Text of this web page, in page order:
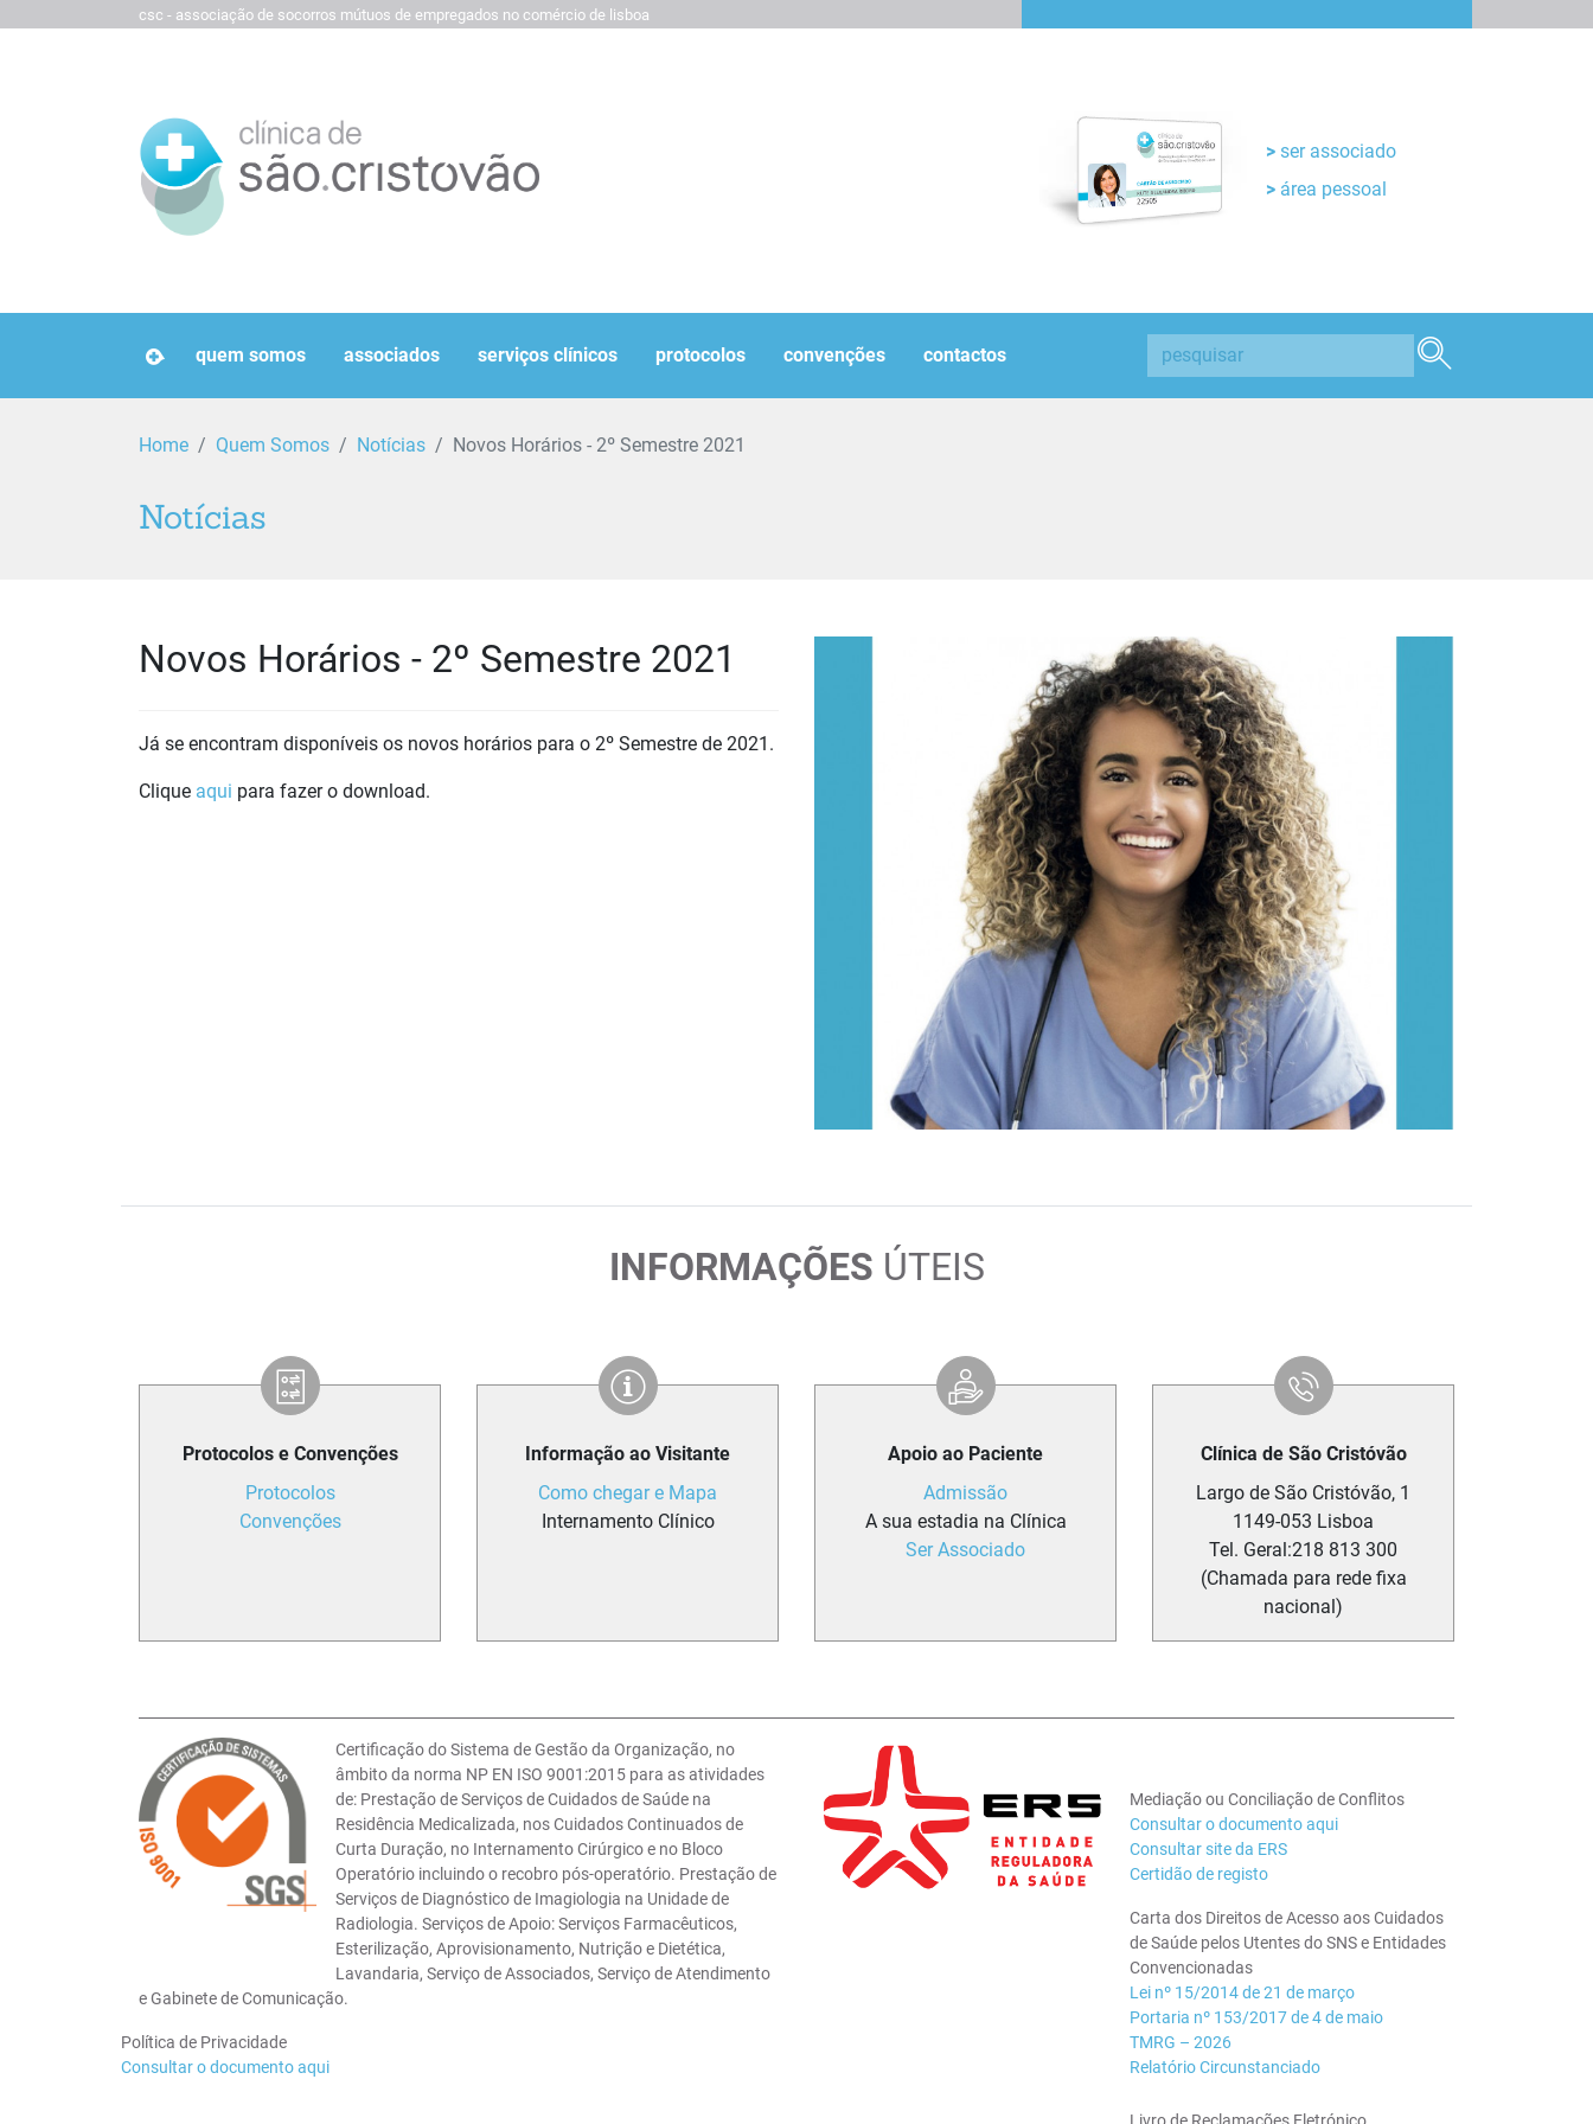
csc - associação de socorros mútuos de empregados no comércio de lisboa
ser associado
área pessoal
homepage
quem somos associados serviços clínicos protocolos convenções contactos
Home Quem Somos Notícias Novos Horários - 2º Semestre 2021
Notícias
Novos Horários - 2º Semestre 2021
Já se encontram disponíveis os novos horários para o 2º Semestre de 2021.
Clique aqui para fazer o download.
INFORMAÇÕES ÚTEIS
Protocolos e Convenções
Protocolos
Convenções
Informação ao Visitante
Como chegar e Mapa
Internamento Clínico
Apoio ao Paciente
Admissão
A sua estadia na Clínica
Ser Associado
Clínica de São Cristóvão
Largo de São Cristóvão, 1
1149-053 Lisboa
Tel. Geral:218 813 300
(Chamada para rede fixa
nacional)
Certificação do Sistema de Gestão da Organização, no
âmbito da norma NP EN ISO 9001:2015 para as atividades
de: Prestação de Serviços de Cuidados de Saúde na
Residência Medicalizada, nos Cuidados Continuados de
Curta Duração, no Internamento Cirúrgico e no Bloco
Operatório incluindo o recobro pós-operatório. Prestação de
Serviços de Diagnóstico de Imagiologia na Unidade de
Radiologia. Serviços de Apoio: Serviços Farmacêuticos,
Esterilização, Aprovisionamento, Nutrição e Dietética,
Lavandaria, Serviço de Associados, Serviço de Atendimento
e Gabinete de Comunicação.
Política de Privacidade
Consultar o documento aqui
Mediação ou Conciliação de Conflitos
Consultar o documento aqui
Consultar site da ERS
Certidão de registo
Carta dos Direitos de Acesso aos Cuidados
de Saúde pelos Utentes do SNS e Entidades
Convencionadas
Lei nº 15/2014 de 21 de março
Portaria nº 153/2017 de 4 de maio
TMRG – 2026
Relatório Circunstanciado